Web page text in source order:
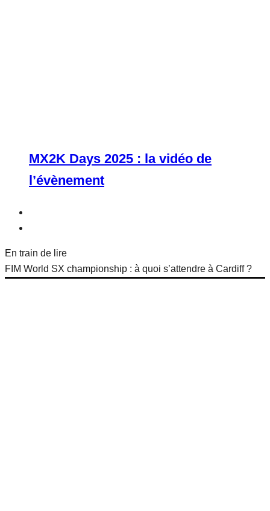
MX2K Days 2025 : la vidéo de
l’évènement
En train de lire
FIM World SX championship : à quoi s’attendre à Cardiff ?